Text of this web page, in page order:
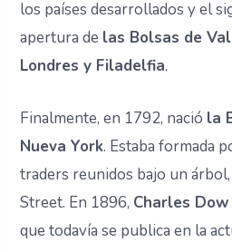
los países desarrollados y el
apertura de las Bolsas de
Londres y Filadelfia.
Finalmente, en 1792, nació la
Nueva York. Estaba formada
traders reunidos bajo un
Street. En 1896, Charles
que todavía se publica en la